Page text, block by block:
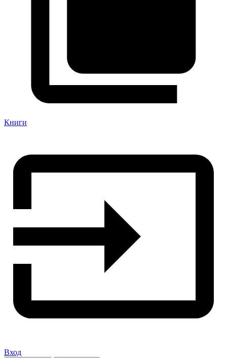
Книги
Вход